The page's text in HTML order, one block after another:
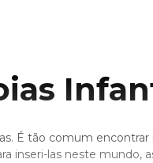
É tão comum
las neste mundo,